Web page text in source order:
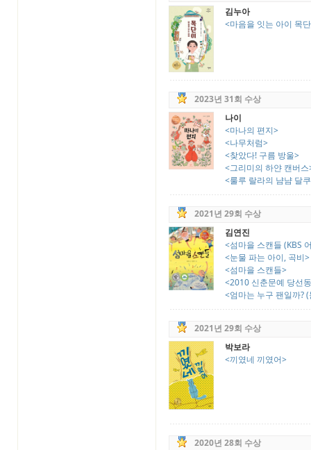
김누아
<마음을 잇는 아이 목
2023년 31회 수상
나이
<마나의 편지>
<나무처럼>
<찾았다! 구름 방울>
<그리미의 하얀 캔버스
<룰루 랄라의 냠냠 달
2021년 29회 수상
김연진
<섬마을 스캔들 (KBS
<눈물 파는 아이, 곡비>
<섬마을 스캔들>
<2010 신춘문예 당선
<엄마는 누구 팬일까?
2021년 29회 수상
박보라
<끼였네 끼였어>
2020년 28회 수상